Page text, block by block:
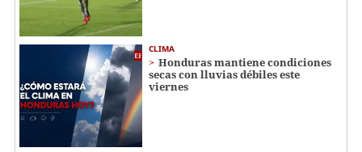
CLIMA
Honduras mantiene condiciones
secas con lluvias débiles este
viernes